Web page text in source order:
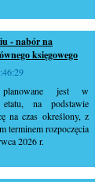
- nabór na
księgowego
planowane jest w
na podstawie
na czas określony, z
terminem rozpoczęcia
2026 r.